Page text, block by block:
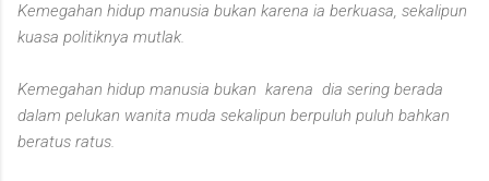
Kemegahan hidup manusia bukan karena ia berkuasa, sekalipun
kuasa politiknya mutlak.
Kemegahan hidup manusia bukan karena dia sering berada
dalam pelukan wanita muda sekalipun berpuluh puluh bahkan
beratus ratus.